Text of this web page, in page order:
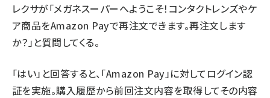
レクサが「メガネスーパーへようこそ！コンタクトレンズやケ
ア商品をAmazon Payで再注文できます。再注文します
か？」と質問してくる。
「はい」と回答すると、「Amazon Pay」に対してログイン認
証を実施。購入履歴から前回注文内容を取得してその内容